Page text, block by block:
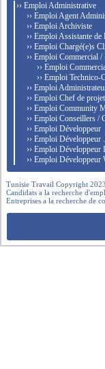
›› Emploi Administrative
›› Emploi Agent
›› Emploi Archiviste
›› Emploi Assistante
›› Emploi Chargé(e)s
›› Emploi Commercial
›› Emploi
›› Emploi Technico-
›› Emploi
›› Emploi Chef de
›› Emploi Community
›› Emploi Conseillers /
›› Emploi Développeur
›› Emploi Développeur
›› Emploi
›› Emploi Développeur
Tunisie Travail Copyright
Candidats a la recherche
Entreprises a la recherche de